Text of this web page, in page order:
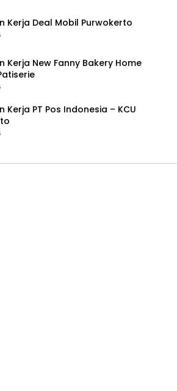
Kerja Deal Mobil Purwokerto
Kerja New Fanny Bakery Home
Kerja PT Pos Indonesia – KCU